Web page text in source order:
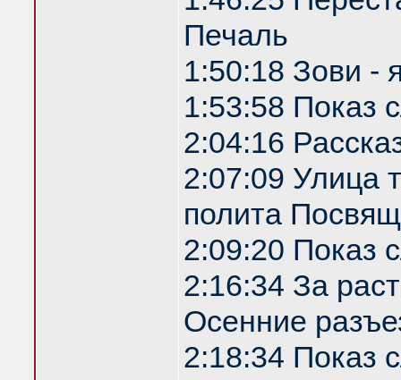
Печаль
1:50:18 Зови -
1:53:58 Показ
2:04:16
2:07:09 Улица
полита
2:09:20 Показ
2:16:34 За
Осенние
2:18:34 Показ